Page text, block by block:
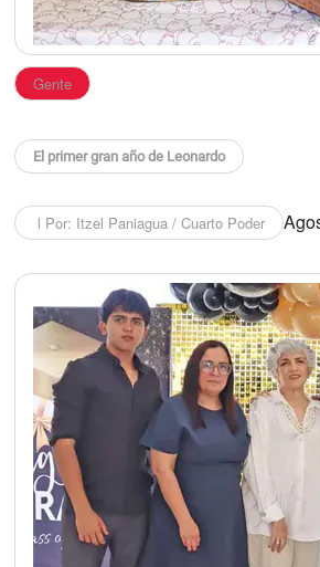
Gente
El primer gran año de Leonardo
l Por: Itzel Paniagua / Cuarto Poder